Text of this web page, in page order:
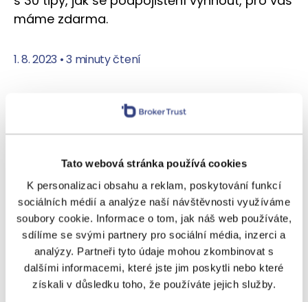
Tato webová stránka používá cookies
K personalizaci obsahu a reklam, poskytování funkcí
sociálních médií a analýze naší návštěvnosti využíváme
soubory cookie. Informace o tom, jak náš web používáte,
sdílíme se svými partnery pro sociální média, inzerci a
analýzy. Partneři tyto údaje mohou zkombinovat s
dalšími informacemi, které jste jim poskytli nebo které
získali v důsledku toho, že používáte jejich služby.
máme zdarma.
1. 8. 2023 •3 minuty čtení
Martin Macho: Díky péči o kmen
jsme loni měli dvojnásobný